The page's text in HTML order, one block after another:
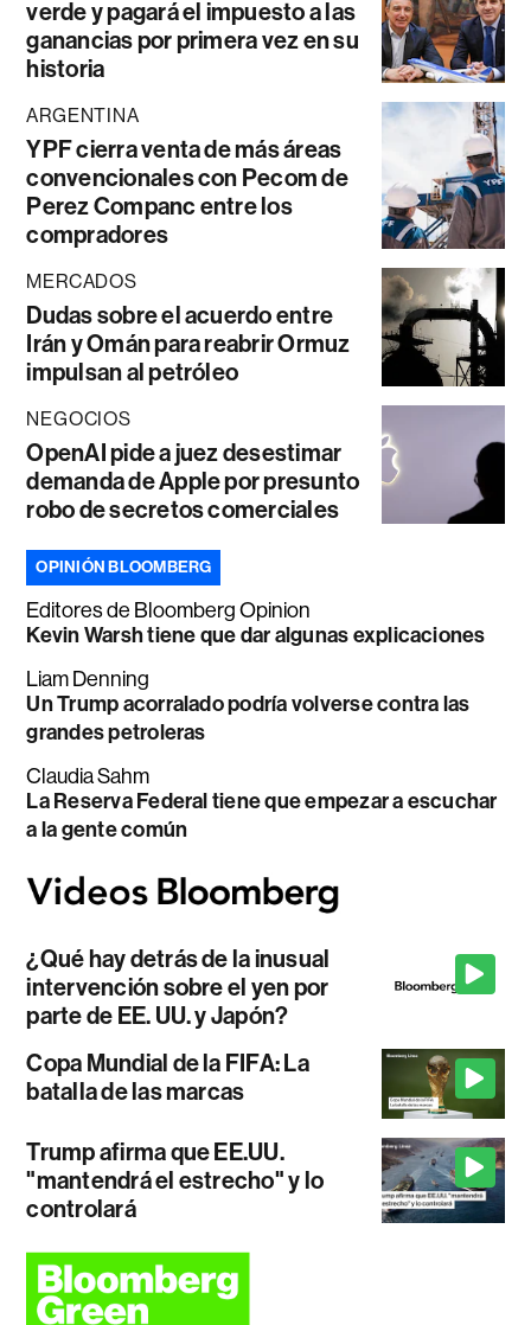
verde y pagará el impuesto a las
ganancias por primera vez en su
historia
ARGENTINA
YPF cierra venta de más áreas
convencionales con Pecom de
Perez Companc entre los
compradores
MERCADOS
Dudas sobre el acuerdo entre
Irán y Omán para reabrir Ormuz
impulsan al petróleo
NEGOCIOS
OpenAI pide a juez desestimar
demanda de Apple por presunto
robo de secretos comerciales
OPINIÓN BLOOMBERG
Editores de Bloomberg Opinion
Kevin Warsh tiene que dar algunas explicaciones
Liam Denning
Un Trump acorralado podría volverse contra las
grandes petroleras
Claudia Sahm
La Reserva Federal tiene que empezar a escuchar
a la gente común
¿Qué hay detrás de la inusual
intervención sobre el yen por
parte de EE. UU. y Japón?
Copa Mundial de la FIFA: La
batalla de las marcas
Trump afirma que EE.UU.
"mantendrá el estrecho" y lo
controlará